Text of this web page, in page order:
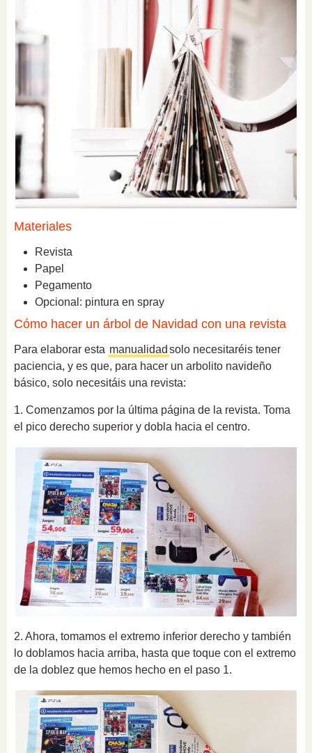
Materiales
Revista
Papel
Pegamento
Opcional: pintura en spray
Cómo hacer un árbol de Navidad con una revista
Para elaborar esta manualidad solo necesitaréis tener
paciencia, y es que, para hacer un arbolito navideño
básico, solo necesitáis una revista:
1. Comenzamos por la última página de la revista. Toma
el pico derecho superior y dobla hacia el centro.
2. Ahora, tomamos el extremo inferior derecho y también
lo doblamos hacia arriba, hasta que toque con el extremo
de la doblez que hemos hecho en el paso 1.